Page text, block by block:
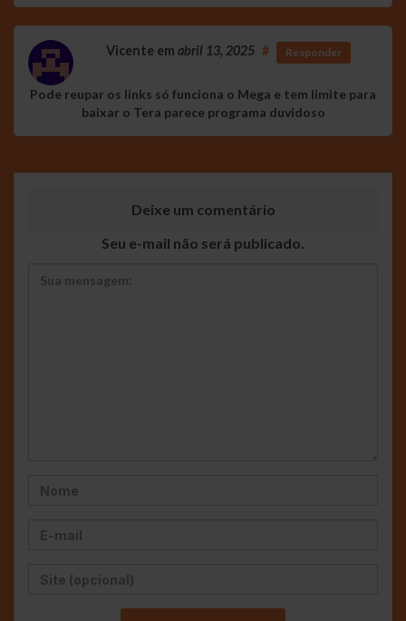
Vicente em abril 13, 2025 # Responder
Pode reupar os links só funciona o Mega e tem limite para
baixar o Tera parece programa duvidoso
Deixe um comentário
Seu e-mail não será publicado.